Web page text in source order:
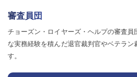
審査員団
チョーズン・ロイヤーズ・ヘルプの審査
な実務経験を積んだ退官裁判官やベテラン
す。